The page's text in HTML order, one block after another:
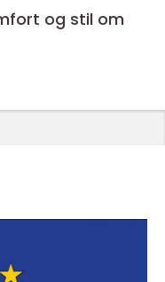
og stil om